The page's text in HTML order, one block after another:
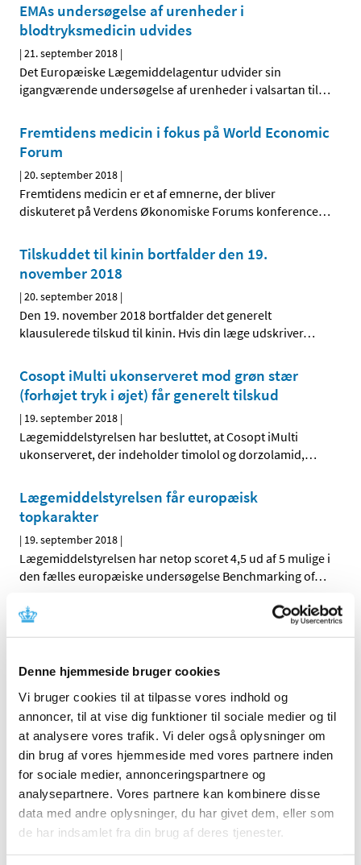
Denne hjemmeside bruger cookies
Vi bruger cookies til at tilpasse vores indhold og
annoncer, til at vise dig funktioner til sociale medier og til
at analysere vores trafik. Vi deler også oplysninger om
din brug af vores hjemmeside med vores partnere inden
for sociale medier, annonceringspartnere og
analysepartnere. Vores partnere kan kombinere disse
data med andre oplysninger, du har givet dem, eller som
de har indsamlet fra din brug af deres tjenester.
EMAs undersøgelse af urenheder i
blodtryksmedicin udvides
|21. september 2018 |
Det Europæiske Lægemiddelagentur udvider sin
igangværende undersøgelse af urenheder i valsartan til…
Fremtidens medicin i fokus på World Economic
Forum
|20. september 2018 |
Fremtidens medicin er et af emnerne, der bliver
diskuteret på Verdens Økonomiske Forums konference…
Tilskuddet til kinin bortfalder den 19.
november 2018
|20. september 2018 |
Den 19. november 2018 bortfalder det generelt
klausulerede tilskud til kinin. Hvis din læge udskriver…
Cosopt iMulti ukonserveret mod grøn stær
(forhøjet tryk i øjet) får generelt tilskud
| 19. september 2018 |
Lægemiddelstyrelsen har besluttet, at Cosopt iMulti
ukonserveret, der indeholder timolol og dorzolamid,…
Lægemiddelstyrelsen får europæisk
topkarakter
| 19. september 2018 |
Lægemiddelstyrelsen har netop scoret 4,5 ud af 5 mulige i
den fælles europæiske undersøgelse Benchmarking of…
Ingen ændringer i tilskudsstatus for medicin til
lokalbehandling af gynækologiske infektioner
Medicintilskudsnævnet har revurderet tilskudsstatus for
medicin til lokalbehandling af gynækologiske…
Quetiapin depottabletter får generelt tilskud
|14. september 2018 |
Lægemiddelstyrelsen har besluttet, at depottabletter, der
indeholder quetiapin, får generelt tilskud. Quetiapin…
Forurenet valsartan har indtil videre ikke